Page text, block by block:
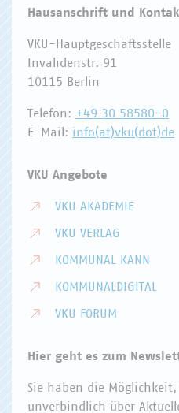
Hausanschrift und
VKU-Hauptgeschäftsstelle
Invalidenstr. 91
10115 Berlin
Telefon: +49 30 58580-0
E-Mail: info(at)vku(dot)de
VKU Angebote
VKU AKADEMIE
VKU VERLAG
KOMMUNAL KANN
KOMMUNALDIGITAL
VKU FORUM
Hier geht es zum
Sie haben die
unverbindlich über